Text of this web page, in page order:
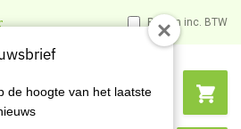
Prijzen inc. BTW
de hoogte van het laatste